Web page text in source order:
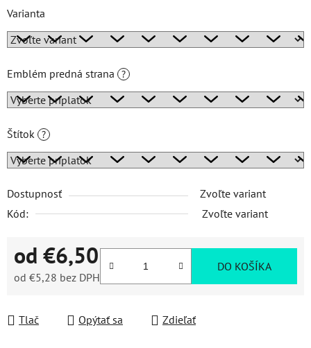
Varianta
Emblém predná strana ?
Štítok ?
Dostupnosť
Zvoľte variant
Kód:
Zvoľte variant
od €6,50
od €5,28 bez DPH
DO KOŠÍKA
Tlač Opýtať sa Zdieľať